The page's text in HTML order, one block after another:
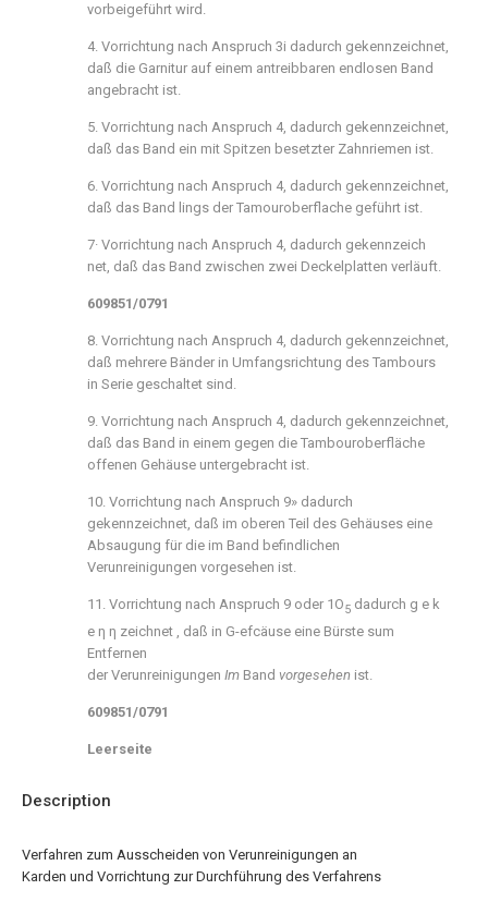
Description
Verfahren zum Ausscheiden von Verunreinigungen an
Karden und Vorrichtung zur Durchführung des Verfahrens
vorbeigeführt wird.
4. Vorrichtung nach Anspruch 3i dadurch gekennzeichnet,
daß die Garnitur auf einem antreibbaren endlosen Band
angebracht ist.
5. Vorrichtung nach Anspruch 4, dadurch gekennzeichnet,
daß das Band ein mit Spitzen besetzter Zahnriemen ist.
6. Vorrichtung nach Anspruch 4, dadurch gekennzeichnet,
daß das Band lings der Tamouroberflache geführt ist.
7· Vorrichtung nach Anspruch 4, dadurch gekennzeich
net, daß das Band zwischen zwei Deckelplatten verläuft.
609851/0791
8. Vorrichtung nach Anspruch 4, dadurch gekennzeichnet,
daß mehrere Bänder in Umfangsrichtung des Tambours
in Serie geschaltet sind.
9. Vorrichtung nach Anspruch 4, dadurch gekennzeichnet,
daß das Band in einem gegen die Tambouroberfläche
offenen Gehäuse untergebracht ist.
10. Vorrichtung nach Anspruch 9» dadurch
gekennzeichnet, daß im oberen Teil des Gehäuses eine
Absaugung für die im Band befindlichen
Verunreinigungen vorgesehen ist.
11. Vorrichtung nach Anspruch 9 oder 1O5 dadurch g e k
e η η zeichnet , daß in G-efcäuse eine Bürste sum
Entfernen
der Verunreinigungen Im Band vorgesehen ist.
609851/0791
Leerseite